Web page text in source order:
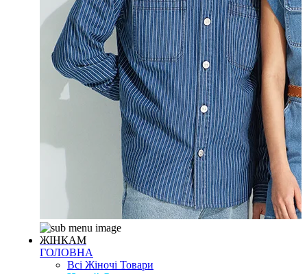
ЖІНКАМ
ГОЛОВНА
Всі Жіночі Товари